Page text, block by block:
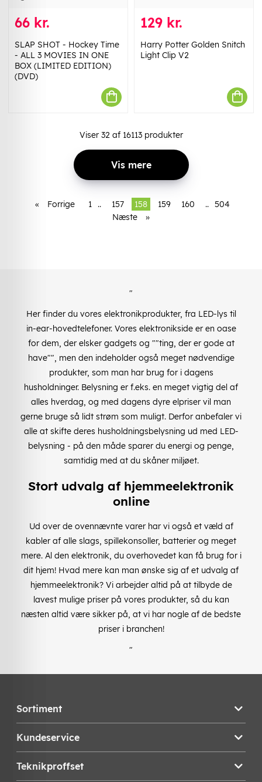
66 kr.
SLAP SHOT - Hockey Time
- ALL 3 MOVIES IN ONE
BOX (LIMITED EDITION)
(DVD)
129 kr.
Harry Potter Golden Snitch
Light Clip V2
Viser 32af 16113produkter
Vis mere
« Forrige 1 .. 157 158 159 160 .. 504
Næste
»
"
Her finder du vores elektronikprodukter, fra LED-lys til
in-ear-hovedtelefoner. Vores elektronikside er en oase
for dem, der elsker gadgets og ""ting, der er gode at
have"", men den indeholder også meget nødvendige
produkter, som man har brug for i dagens
husholdninger. Belysning er f.eks. en meget vigtig del af
alles hverdag, og med dagens dyre elpriser vil man
gerne bruge så lidt strøm som muligt. Derfor anbefaler vi
alle at skifte deres husholdningsbelysning ud med LED-
belysning - på den måde sparer du energi og penge,
samtidig med at du skåner miljøet.
Stort udvalg af hjemmeelektronik
online
Ud over de ovennævnte varer har vi også et væld af
kabler af alle slags, spillekonsoller, batterier og meget
mere. Al den elektronik, du overhovedet kan få brug for i
dit hjem! Hvad mere kan man ønske sig af et udvalg af
hjemmeelektronik? Vi arbejder altid på at tilbyde de
lavest mulige priser på vores produkter, så du kan
næsten altid være sikker på, at vi har nogle af de bedste
priser i branchen!
"
Sortiment
Kundeservice
Teknikproffset